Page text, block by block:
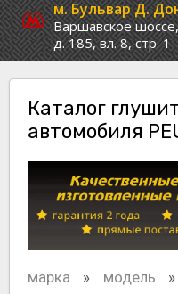
м. Бульвар Д.
Варшавское
д. 185, вл. 8, стр. 1
Каталог
автомобиля
марка модель